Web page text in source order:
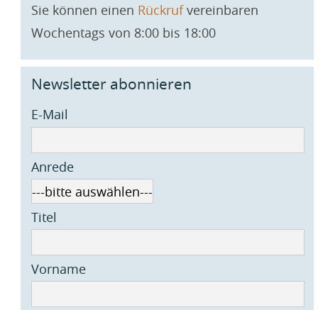
Sie können einen Rückrufvereinbaren
Wochentags von 8:00 bis 18:00
Newsletter abonnieren
E-Mail
Anrede
Titel
Vorname